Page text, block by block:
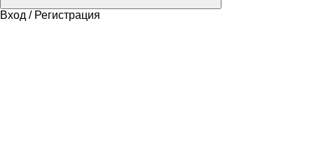
Вход / Регистрация